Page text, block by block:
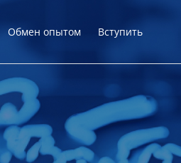
Обмен опытом Вступить